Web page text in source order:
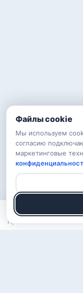
Файлы cookie
Мы используем
согласию
маркетинговые
Прогнозы Рейтинг